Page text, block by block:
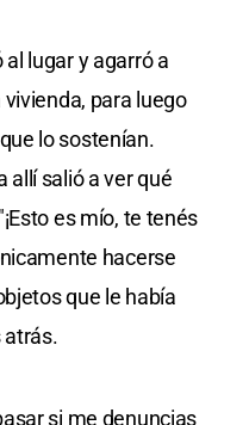
lugar y agarró a
para luego
lo sostenían.
allí salió a ver qué
es mío, te tenés
hacerse
que le había
atrás.
si me denuncias